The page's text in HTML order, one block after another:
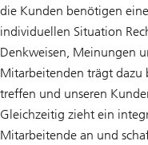
die Kunden benötigen
individuellen Situation
Denkweisen, Meinungen
Mitarbeitenden trägt dazu
treffen und unseren
Gleichzeitig zieht ein
Mitarbeitende an und